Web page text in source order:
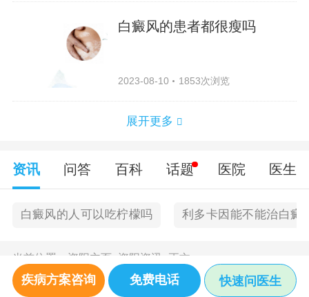
白癜风的患者都很瘦吗
2023-08-10 1853次浏览
展开更多
资讯 问答 百科 话题 医院 医生
白癜风的人可以吃柠檬吗 利多卡因能不能治白癜
当前位置： 资阳主页> 资阳资讯 正文
疾病方案咨询 免费电话 快速问医生